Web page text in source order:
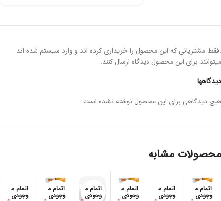
دیدگاهها
هیچ دیدگاهی برای این محصول نوشته نشده است.
.فقط مشتریانی که این محصول را خریداری کرده اند و وارد سیستم شده اند
میتوانند برای این محصول دیدگاه ارسال کنند.
محصولات مشابه
اتمام م
وجودی
اتمام م
وجودی
اتمام م
وجودی
اتمام م
وجودی
اتمام م
وجودی
اتمام م
وجودی